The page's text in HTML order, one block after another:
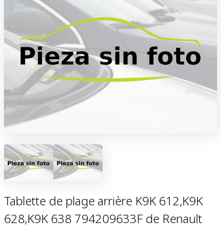
Tablette de plage arrière K9K 612,K9K
628,K9K 638 794209633F de Renault